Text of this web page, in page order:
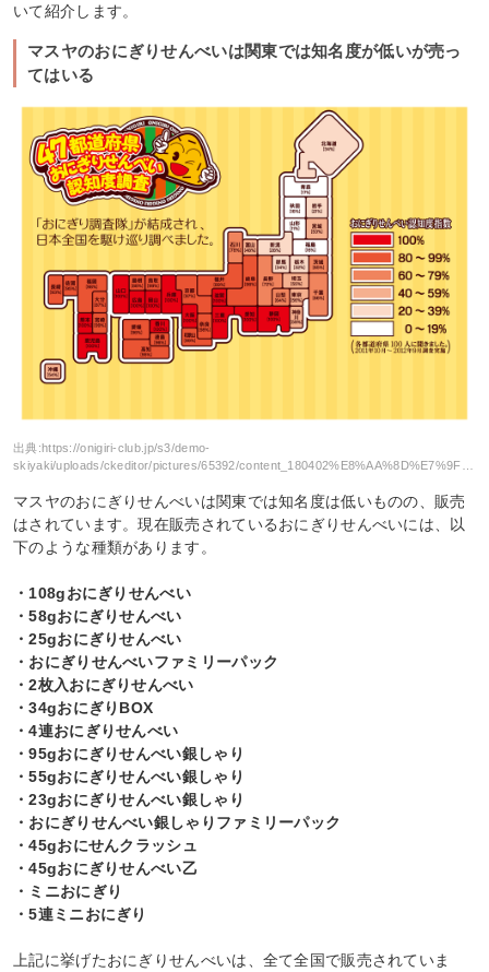
いて紹介します。
マスヤのおにぎりせんべいは関東では知名度が低いが売っ
てはいる
出典:https://onigiri-club.jp/s3/demo-
skiyaki/uploads/ckeditor/pictures/65392/content_180402%E8%AA%8D%E7%9F%A5%E5%BA%A6POP_A3.jpg
マスヤのおにぎりせんべいは関東では知名度は低いものの、販売
はされています。現在販売されているおにぎりせんべいには、以
下のような種類があります。
・108gおにぎりせんべい
・58gおにぎりせんべい
・25gおにぎりせんべい
・おにぎりせんべいファミリーパック
・2枚入おにぎりせんべい
・34gおにぎりBOX
・4連おにぎりせんべい
・95gおにぎりせんべい銀しゃり
・55gおにぎりせんべい銀しゃり
・23gおにぎりせんべい銀しゃり
・おにぎりせんべい銀しゃりファミリーパック
・45gおにせんクラッシュ
・45gおにぎりせんべい乙
・ミニおにぎり
・5連ミニおにぎり
上記に挙げたおにぎりせんべいは、全て全国で販売されていま